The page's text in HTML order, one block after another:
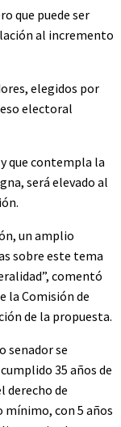
que puede ser
al incremento
elegidos por
electoral
que contempla la
será elevado al
un amplio
sobre este tema
comentó
la Comisión de
de la propuesta.
senador se
35 años de
derecho de
mínimo, con 5 años